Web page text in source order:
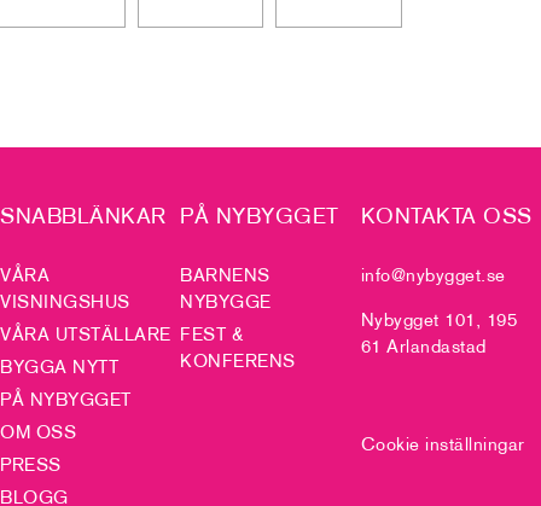
SNABBLÄNKAR
VÅRA
VISNINGSHUS
VÅRA UTSTÄLLARE
BYGGA NYTT
PÅ NYBYGGET
OM OSS
PRESS
BLOGG
PÅ NYBYGGET
BARNENS
NYBYGGE
FEST &
KONFERENS
KONTAKTA OSS
info@nybygget.se
Nybygget 101, 195
61 Arlandastad
Cookie inställningar